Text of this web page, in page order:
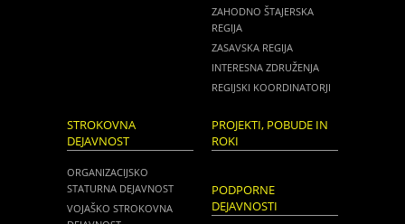
ZAHODNO ŠTAJERSKA
REGIJA
ZASAVSKA REGIJA
INTERESNA ZDRUŽENJA
REGIJSKI KOORDINATORJI
STROKOVNA
DEJAVNOST
ORGANIZACIJSKO
STATURNA DEJAVNOST
VOJAŠKO STROKOVNA
PROJEKTI, POBUDE IN
ROKI
PODPORNE
DEJAVNOSTI